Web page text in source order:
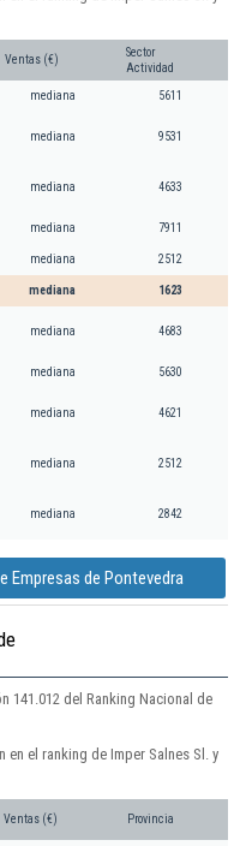
Ventas (€)
Sector
Actividad
mediana 5611
mediana 9531
mediana 4633
mediana 7911
mediana 2512
mediana 1623
mediana 4683
mediana 5630
mediana 4621
mediana 2512
mediana 2842
Empresas de Pontevedra
141.012 del Ranking Nacional de
el ranking de Imper Salnes Sl. y
Ventas (€) Provincia